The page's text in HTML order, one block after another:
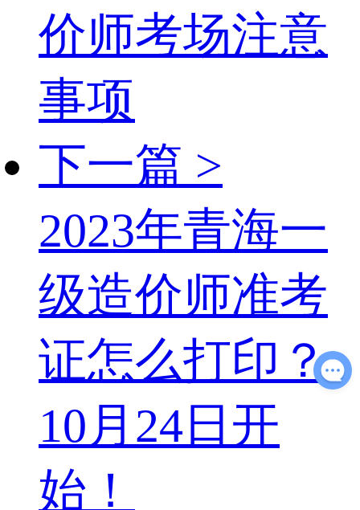
价师考场注意
事项
下一篇 >
2023年青海一
级造价师准考
证怎么打印？
10月24日开
始！